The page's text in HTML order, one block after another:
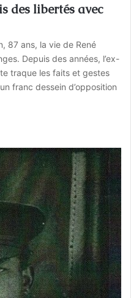
des libertés avec
87 ans, la vie de René
Depuis des années, l’ex-
traque les faits et gestes
franc dessein d’opposition